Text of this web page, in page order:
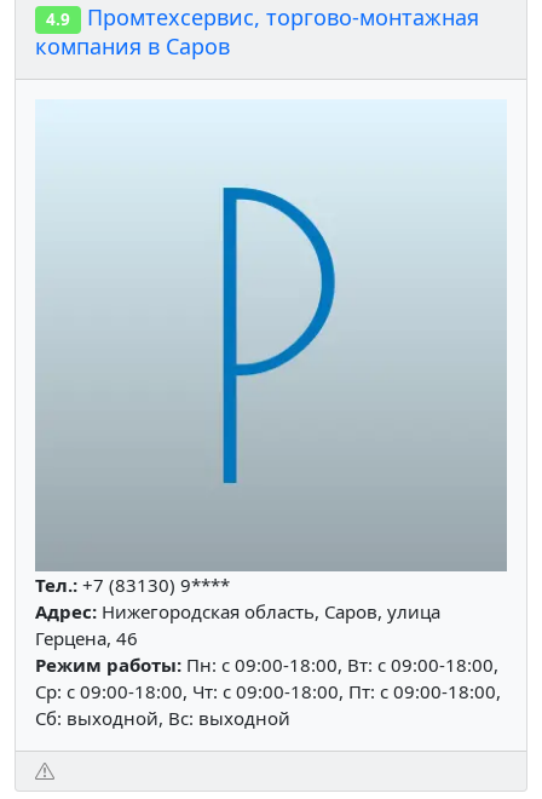
4.9
Промтехсервис, торгово-монтажная
компания в Саров
Тел.: +7 (83130) 9****
Адрес: Нижегородская область, Саров, улица
Герцена, 46
Режим работы: Пн: c 09:00-18:00, Вт: c 09:00-18:00,
Ср: c 09:00-18:00, Чт: c 09:00-18:00, Пт: c 09:00-18:00,
Сб: выходной, Вс: выходной